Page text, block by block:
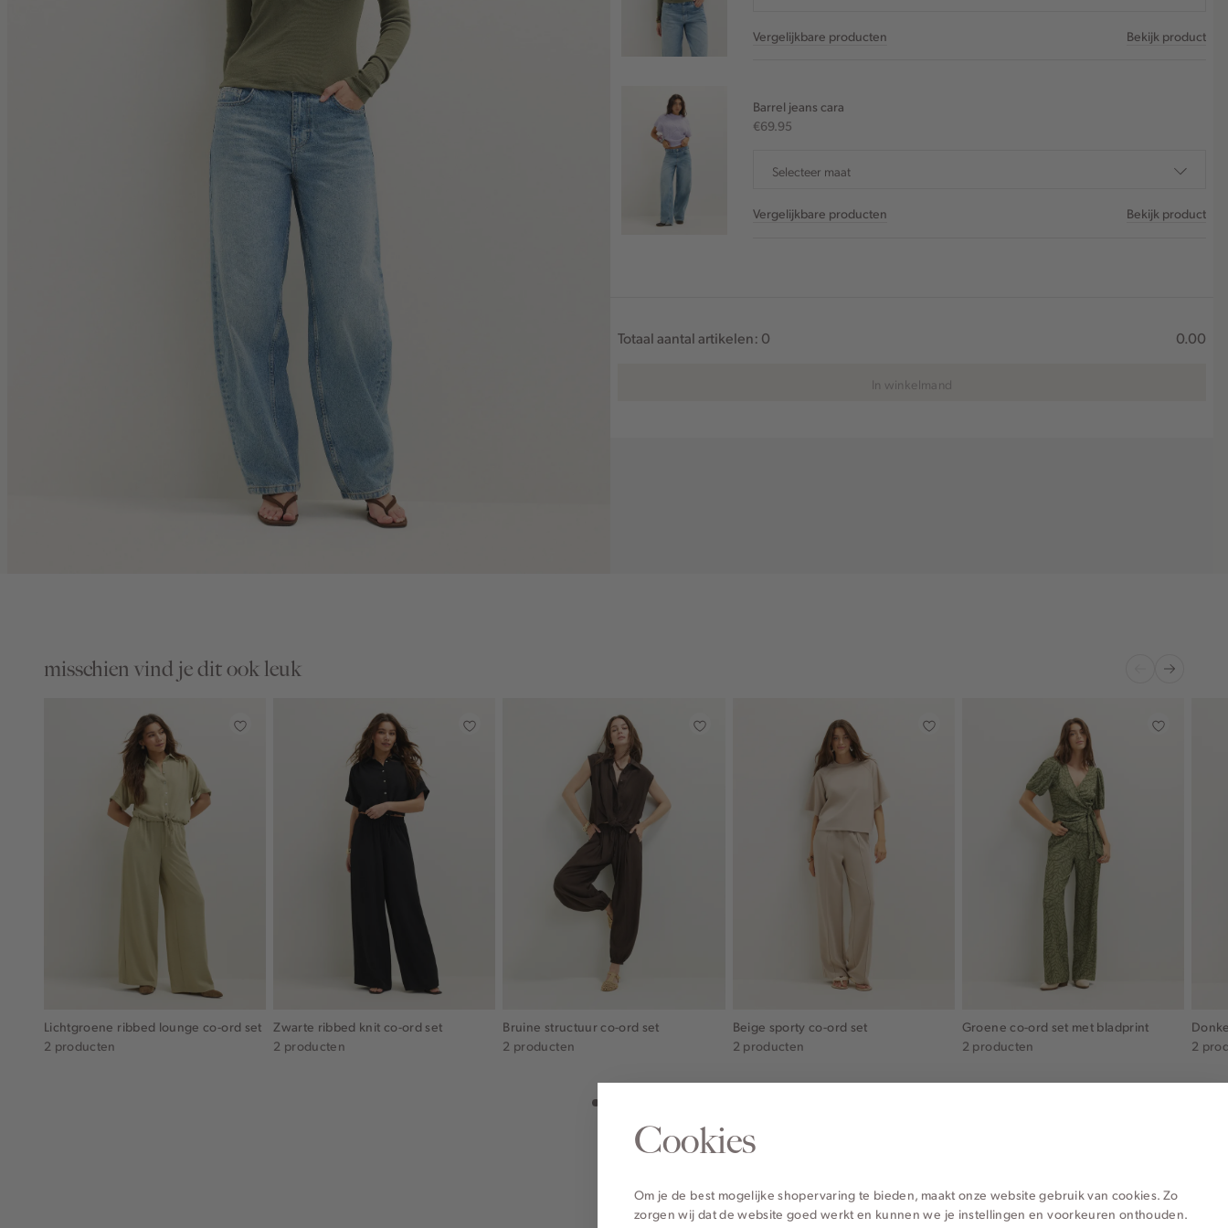
Vergelijkbare producten Bekijk product
Barrel jeans cara
€69.95
Selecteer maat
Vergelijkbare producten Bekijk product
Totaal aantal artikelen: 0 0.00
In winkelmand
misschien vind je dit ook leuk
Lichtgroene ribbed lounge co-ord set
2 producten
Zwarte ribbed knit co-ord set
2 producten
Bruine structuur co-ord set
2 producten
Beige sporty co-ord set
2 producten
Groene co-ord set met bladprint
2 producten
2
Cookies
Om je de best mogelijke shopervaring te bieden, maakt onze website gebruik van cookies. Zo
zorgen wij dat de website goed werkt en kunnen we je instellingen en voorkeuren onthouden.